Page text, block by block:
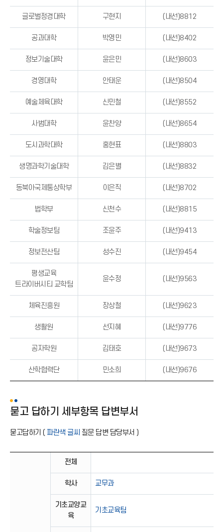
글로벌정경대학 구현지 (내선)8812
공과대학 박영민 (내선)8402
정보기술대학 윤은민 (내선)8603
경영대학 안태운 (내선)8504
예술체육대학 신민철 (내선)8552
사범대학 윤찬양 (내선)8654
도시과학대학 홍현표 (내선)8803
생명과학기술대학 김은별 (내선)8832
동북아국제통상학부 이은직 (내선)8702
법학부 신천수 (내선)8815
학술정보팀 조윤주 (내선)9413
정보전산팀 성수진 (내선)9454
평생교육
트라이버시티 교학팀
윤수정 (내선)9563
체육진흥원 장상철 (내선)9623
생활원 선지혜 (내선)9776
공자학원 김태호 (내선)9673
산학협력단 민소희 (내선)9676
묻고 답하기 세부항목 답변부서
묻고답하기 ( 파란색 글씨 질문 답변 담당부서 )
전체
학사 교무과
기초교양교
육
기초교육팀